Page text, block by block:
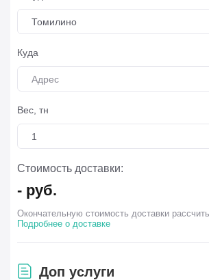
Томилино
Куда
Вес, тн
Стоимость доставки:
- руб.
Окончательную стоимость доставки
Подробнее о доставке
Доп услуги